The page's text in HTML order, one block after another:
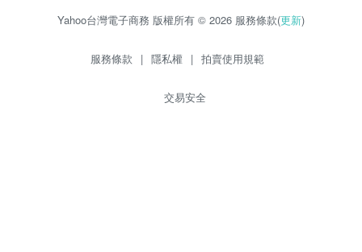
Yahoo台灣電子商務 版權所有 © 2026 服務條款(更新)
服務條款 | 隱私權 | 拍賣使用規範
交易安全